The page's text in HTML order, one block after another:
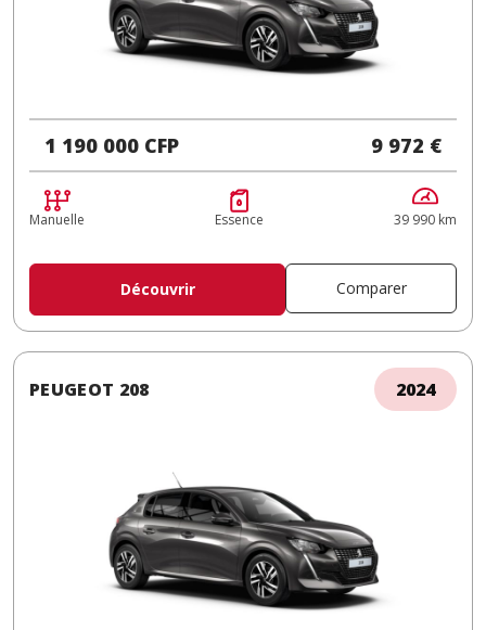
1 190 000 CFP 9 972 €
Manuelle Essence 39 990 km
Découvrir Comparer
PEUGEOT 208 2024